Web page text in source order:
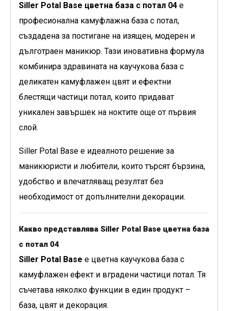
Siller Potal Base цветна база с потал 04 е
професионална камуфлажна база с потал,
създадена за постигане на изящен, модерен и
дълготраен маникюр. Тази иновативна формула
комбинира здравината на каучукова база с
деликатен камуфлажен цвят и ефектни
блестящи частици потал, които придават
уникален завършек на ноктите още от първия
слой.
Siller Potal Base е идеалното решение за
маникюристи и любители, които търсят бързина,
удобство и впечатляващ резултат без
необходимост от допълнителни декорации.
Какво представлява Siller Potal Base цветна база
с потал 04
Siller Potal Base е цветна каучукова база с
камуфлажен ефект и вградени частици потал. Тя
съчетава няколко функции в един продукт –
база, цвят и декорация.